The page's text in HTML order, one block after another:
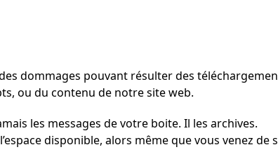
dommages pouvant résulter des
ou du contenu de notre site web.
les messages de votre boite. Il les archives.
disponible, alors même que vous venez